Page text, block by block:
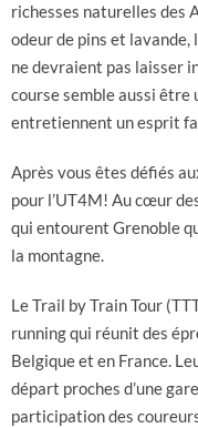
richesses naturelles des
odeur de pins et
ne devraient pas laisser
course semble aussi être
entretiennent un esprit
Après vous êtes défiés
pour l’UT4M! Au cœur
qui entourent Grenoble
la montagne.
Le Trail by Train Tour
running qui réunit des
Belgique et en France.
départ proches d’une
participation des